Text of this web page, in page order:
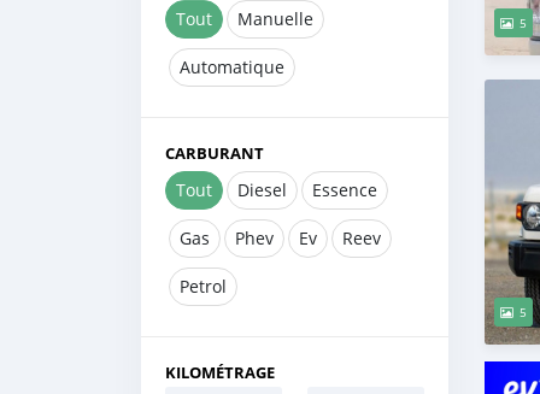
Tout Manuelle
Automatique
CARBURANT
Tout Diesel Essence
Gas Phev Ev Reev
Petrol
KILOMÉTRAGE
5
5